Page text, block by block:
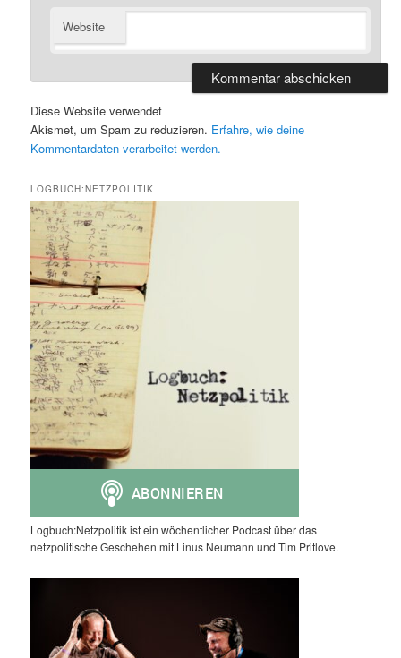
Website
Diese Website verwendet
Akismet, um Spam zu reduzieren. Erfahre, wie deine
Kommentardaten verarbeitet werden.
LOGBUCH:NETZPOLITIK
Logbuch:Netzpolitik ist ein wöchentlicher Podcast über das
netzpolitische Geschehen mit Linus Neumann und Tim Pritlove.